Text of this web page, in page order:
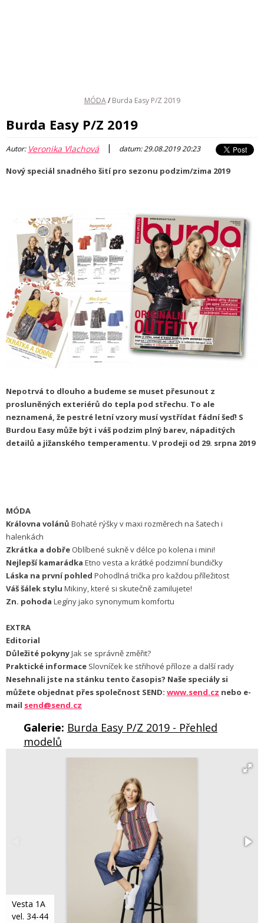
MÓDA / Burda Easy P/Z 2019
Burda Easy P/Z 2019
Autor: Veronika Vlachová | datum: 29.08.2019 20:23
Nový speciál snadného šití pro sezonu podzim/zima 2019
Nepotrvá to dlouho a budeme se muset přesunout z
prosluněných exteriérů do tepla pod střechu. To ale
neznamená, že pestré letní vzory musí vystřídat fádní šeď! S
Burdou Easy může být i váš podzim plný barev, nápaditých
detailů a jižanského temperamentu. V prodeji od 29. srpna 2019
MÓDA
Královna volánů Bohaté rýšky v maxi rozměrech na šatech i
halenkách
Zkrátka a dobře Oblíbené sukně v délce po kolena i mini!
Nejlepší kamarádka Etno vesta a krátké podzimní bundičky
Láska na první pohled Pohodlná trička pro každou příležitost
Váš šálek stylu Mikiny, které si skutečně zamilujete!
Zn. pohoda Legíny jako synonymum komfortu
EXTRA
Editorial
Důležité pokynyJak se správně změřit?
Praktické informace Slovníček ke střihové příloze a další rady
Nesehnali jste na stánku tento časopis? Naše speciály si
můžete objednat přes společnost SEND: www.send.cz nebo e-
mail send@send.cz
Galerie: Burda Easy P/Z 2019 - Přehled
modelů
Vesta 1A
vel. 34-44